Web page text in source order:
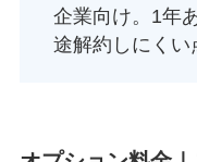
企業向け。1年
途解約しにくい